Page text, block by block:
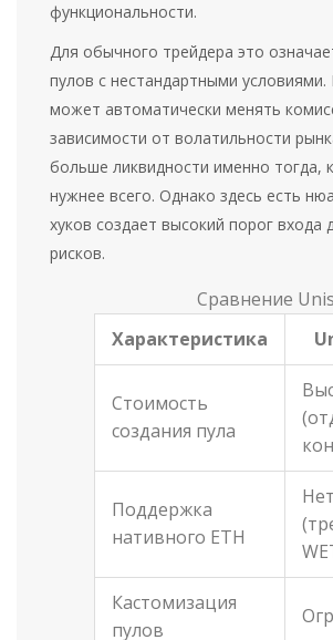
функциональности.
Для обычного трейдера это
пулов с нестандартными
может автоматически менять
зависимости от волатильности
больше ликвидности именно тогда,
нужнее всего. Однако здесь есть
хуков создает высокий порог входа
рисков.
Сравнение
Характеристика
Стоимость
создания пула
Поддержка
нативного ETH
Нет
Кастомизация
пулов